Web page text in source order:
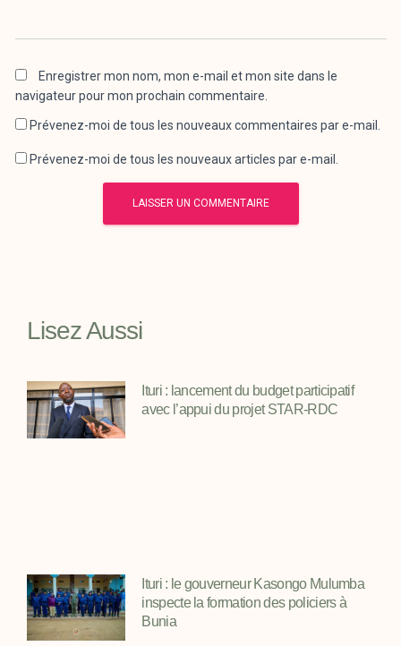
Enregistrer mon nom, mon e-mail et mon site dans le
navigateur pour mon prochain commentaire.
Prévenez-moi de tous les nouveaux commentaires par e-mail.
Prévenez-moi de tous les nouveaux articles par e-mail.
Lisez Aussi
Ituri : lancement du budget participatif
avec l’appui du projet STAR-RDC
Ituri : le gouverneur Kasongo Mulumba
inspecte la formation des policiers à
Bunia